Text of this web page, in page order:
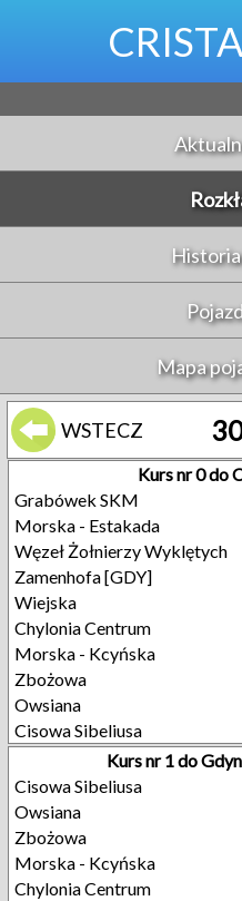
Mapa
WSTECZ
Kurs nr 0 do
Grabówek SKM
Morska - Estakada
Węzeł Żołnierzy Wyklętych
Zamenhofa [GDY]
Wiejska
Chylonia Centrum
Morska - Kcyńska
Zbożowa
Owsiana
Cisowa Sibeliusa
Kurs nr 1 do
Cisowa Sibeliusa
Owsiana
Zbożowa
Morska - Kcyńska
Chylonia Centrum